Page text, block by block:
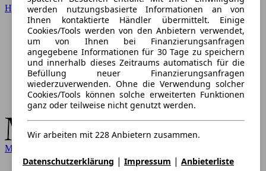
Hyundai
Mercedes-Benz
werden nutzungsbasierte Informationen an von
Ihnen kontaktierte Händler übermittelt. Einige
Cookies/Tools werden von den Anbietern verwendet,
um von Ihnen bei Finanzierungsanfragen
angegebene Informationen für 30 Tage zu speichern
und innerhalb dieses Zeitraums automatisch für die
Befüllung neuer Finanzierungsanfragen
wiederzuverwenden. Ohne die Verwendung solcher
Cookies/Tools können solche erweiterten Funktionen
ganz oder teilweise nicht genutzt werden.
Wir arbeiten mit 228 Anbietern zusammen.
Datenschutzerklärung | Impressum | Anbieterliste